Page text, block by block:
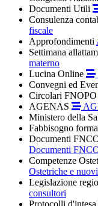
Documenti Utili
Consulenza
fiscale
Approfondimenti
Settimana
materno
Lucina Online
Convegni ed
Circolari FNOPO
AGENAS
Ministero della
Fabbisogno
Documenti
Documenti
Competenze
Ostetriche e
Legislazione
consultori
Protocolli